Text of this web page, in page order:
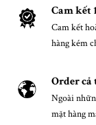
Cam kết
Cam kết
hàng kém
Order cả
Ngoài
mặt hàng